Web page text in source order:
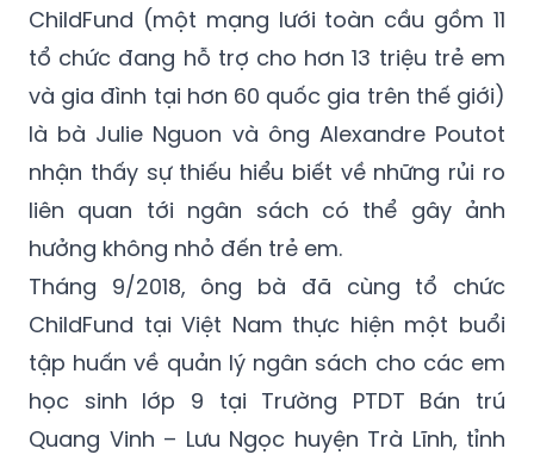
ChildFund (một mạng lưới toàn cầu gồm 11
tổ chức đang hỗ trợ cho hơn 13 triệu trẻ em
và gia đình tại hơn 60 quốc gia trên thế giới)
là bà Julie Nguon và ông Alexandre Poutot
nhận thấy sự thiếu hiểu biết về những rủi ro
liên quan tới ngân sách có thể gây ảnh
hưởng không nhỏ đến trẻ em.
Tháng 9/2018, ông bà đã cùng tổ chức
ChildFund tại Việt Nam thực hiện một buổi
tập huấn về quản lý ngân sách cho các em
học sinh lớp 9 tại Trường PTDT Bán trú
Quang Vinh – Lưu Ngọc huyện Trà Lĩnh, tỉnh